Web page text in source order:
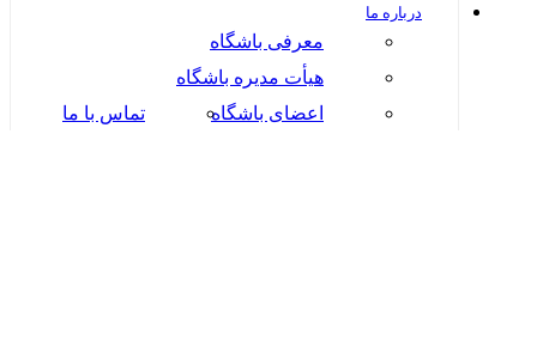
درباره ما
معرفی باشگاه
هیأت مدیره باشگاه
اعضای باشگاه
تماس با ما